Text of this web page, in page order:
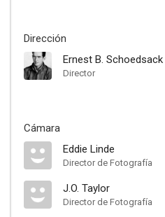
Dirección
Ernest B. Schoedsack
Director
Cámara
Eddie Linde
Director de Fotografía
J.O. Taylor
Director de Fotografía